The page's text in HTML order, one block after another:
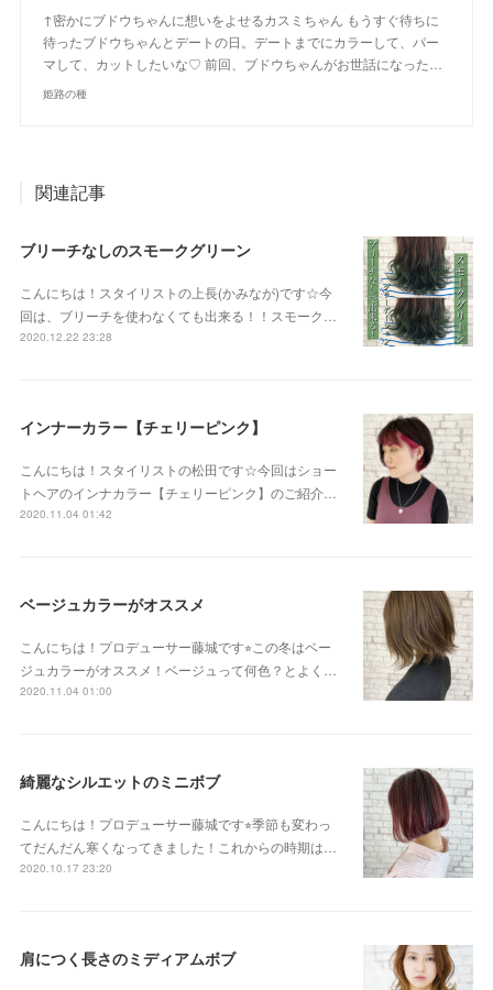
↑密かにブドウちゃんに想いをよせるカスミちゃん もうすぐ待ちに
待ったブドウちゃんとデートの日。デートまでにカラーして、パー
マして、カットしたいな♡ 前回、ブドウちゃんがお世話になった…
姫路の種
関連記事
ブリーチなしのスモークグリーン
こんにちは！スタイリストの上長(かみなが)です☆今
回は、ブリーチを使わなくても出来る！！スモーク…
2020.12.22 23:28
インナーカラー【チェリーピンク】
こんにちは！スタイリストの松田です☆今回はショー
トヘアのインナカラー【チェリーピンク】のご紹介…
2020.11.04 01:42
ベージュカラーがオススメ
こんにちは！プロデューサー藤城です⭐︎この冬はベー
ジュカラーがオススメ！ベージュって何色？とよく…
2020.11.04 01:00
綺麗なシルエットのミニボブ
こんにちは！プロデューサー藤城です⭐︎季節も変わっ
てだんだん寒くなってきました！これからの時期は…
2020.10.17 23:20
肩につく長さのミディアムボブ